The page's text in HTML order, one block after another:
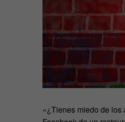
«¿Tienes miedo de